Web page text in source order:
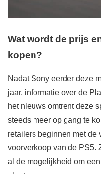
Wat wordt de prijs
kopen?
Nadat Sony eerder deze
jaar, informatie over de
het nieuws omtrent deze
steeds meer op gang te
retailers beginnen met de
voorverkoop van de PS5.
al de mogelijkheid om een